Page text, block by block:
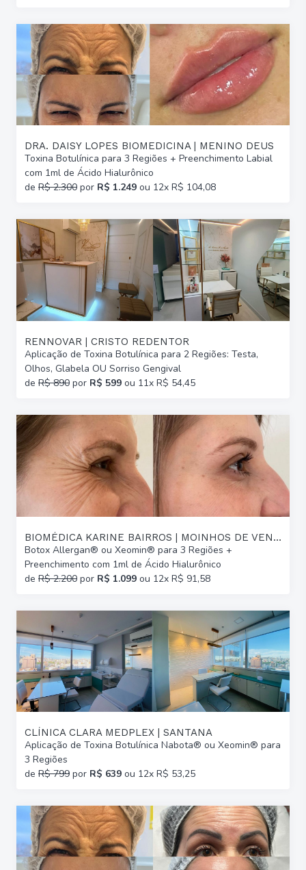
DRA. DAISY LOPES BIOMEDICINA | MENINO DEUS
Toxina Botulínica para 3 Regiões + Preenchimento Labial
com 1ml de Ácido Hialurônico
de R$ 2.300 por R$ 1.249 ou 12x R$ 104,08
RENNOVAR | CRISTO REDENTOR
Aplicação de Toxina Botulínica para 2 Regiões: Testa,
Olhos, Glabela OU Sorriso Gengival
de R$ 890 por R$ 599 ou 11x R$ 54,45
BIOMÉDICA KARINE BAIRROS | MOINHOS DE VENTO
Botox Allergan® ou Xeomin® para 3 Regiões +
Preenchimento com 1ml de Ácido Hialurônico
de R$ 2.200 por R$ 1.099 ou 12x R$ 91,58
CLÍNICA CLARA MEDPLEX | SANTANA
Aplicação de Toxina Botulínica Nabota® ou Xeomin® para
3 Regiões
de R$ 799 por R$ 639 ou 12x R$ 53,25